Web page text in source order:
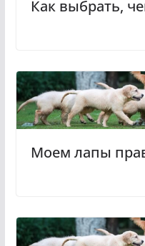
Как выбрать,
Моем лапы